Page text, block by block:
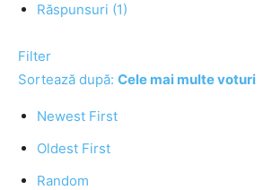
Răspunsuri (1)
Filter
Sortează după: Cele mai multe voturi
Newest First
Oldest First
Random